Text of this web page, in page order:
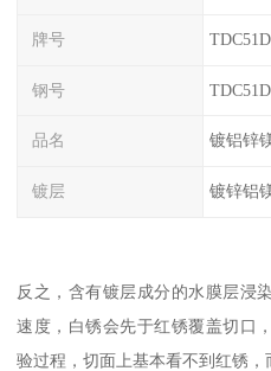
牌号
钢号
品名 镀铝锌
镀层 镀锌铝
反之，含有镀层成分的水膜层浸
速度，白锈会先于红锈覆盖切口
验过程，切面上基本看不到红锈，